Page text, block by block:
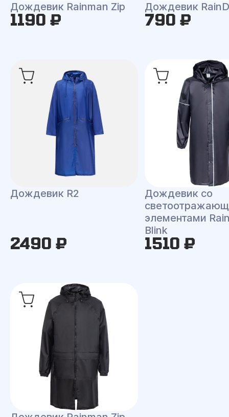
Дождевик Rainman Zip
1190 ₽
Дождевик
790 ₽
Дождевик R2
2490 ₽
Дождевик со
элементами
Blink
1510 ₽